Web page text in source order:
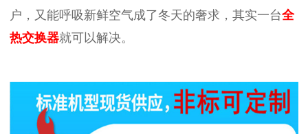
户，又能呼吸新鲜空气成了冬天的奢求，其实一台全
热交换器就可以解决。